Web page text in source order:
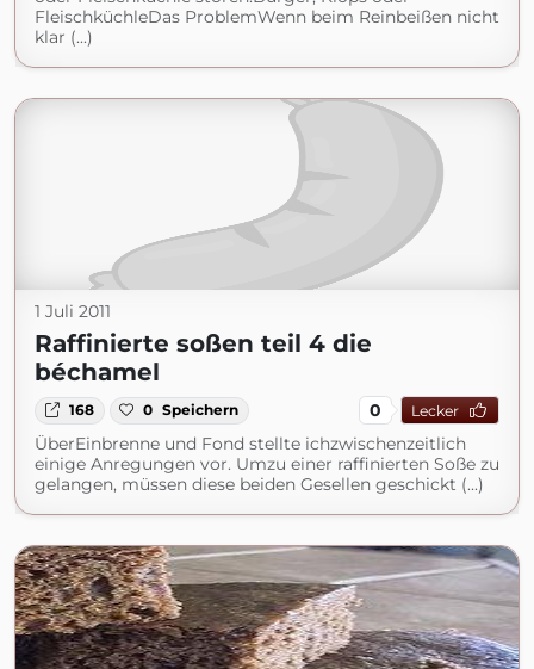
FleischküchleDas ProblemWenn beim Reinbeißen nicht
klar (...)
1 Juli 2011
Raffinierte soßen teil 4 die
béchamel
168 0 Speichern 0 Lecker
ÜberEinbrenne und Fond stellte ichzwischenzeitlich
einige Anregungen vor. Umzu einer raffinierten Soße zu
gelangen, müssen diese beiden Gesellen geschickt (...)